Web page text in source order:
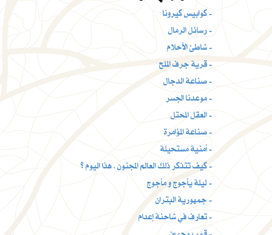
كوابيس كيرونا -
رسائل الرمال -
شاطئ الأحلام -
قرية جرف الملح -
صناعة الدجال -
موعدنا الجسر -
العقل المحتل -
صناعة المؤامرة -
أمنية مستحيلة -
كيف تتذكر ذلك العالم المجنون ، هذا اليوم ؟ -
ليلة يأجوج و مأجوج -
جمهورية البتران -
تعارف في شاحنة إعدام -